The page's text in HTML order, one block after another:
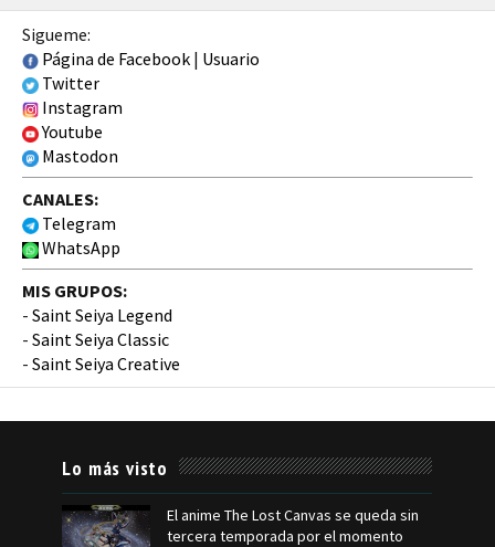
Sigueme:
Página de Facebook | Usuario
Twitter
Instagram
Youtube
Mastodon
CANALES:
Telegram
WhatsApp
MIS GRUPOS:
- Saint Seiya Legend
- Saint Seiya Classic
- Saint Seiya Creative
Lo más visto
El anime The Lost Canvas se queda sin
tercera temporada por el momento